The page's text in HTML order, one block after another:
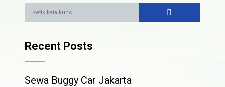
Recent Posts
Sewa Buggy Car Jakarta